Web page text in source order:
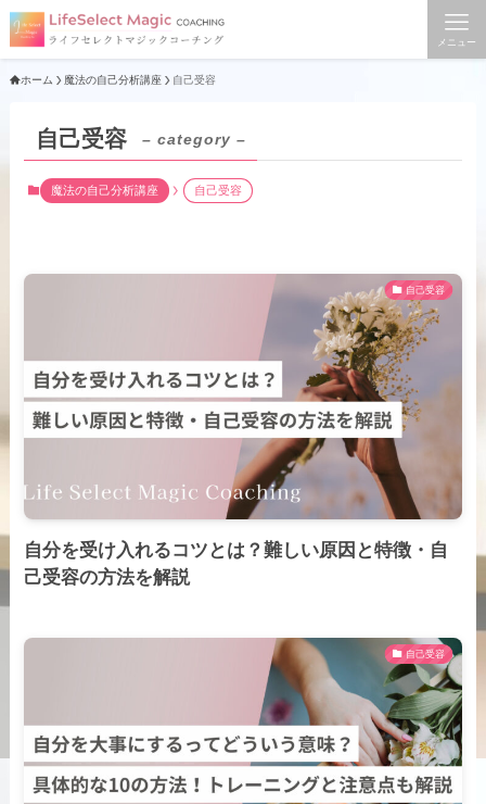
メニュー
ホーム 魔法の自己分析講座 自己受容
自己受容 – category –
魔法の自己分析講座 自己受容
自己受容
自分を受け入れるコツとは？難しい原因と特徴・自
己受容の方法を解説
自己受容